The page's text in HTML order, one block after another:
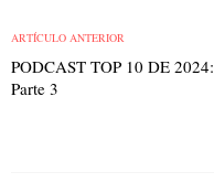
ARTÍCULO ANTERIOR
PODCAST TOP 10 DE 2024:
Parte 3